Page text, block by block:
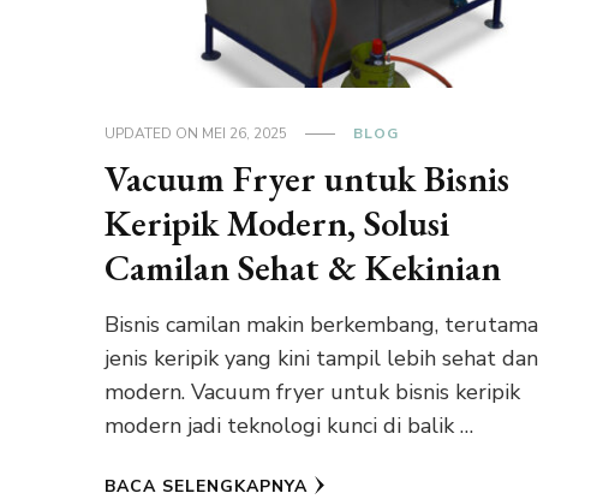
UPDATED ON MEI 26, 2025 BLOG
Vacuum Fryer untuk Bisnis
Keripik Modern, Solusi
Camilan Sehat & Kekinian
Bisnis camilan makin berkembang, terutama
jenis keripik yang kini tampil lebih sehat dan
modern. Vacuum fryer untuk bisnis keripik
modern jadi teknologi kunci di balik …
BACA SELENGKAPNYA